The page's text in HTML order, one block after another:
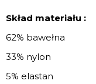
Skład materiału :
62% bawełna
33% nylon
5% elastan